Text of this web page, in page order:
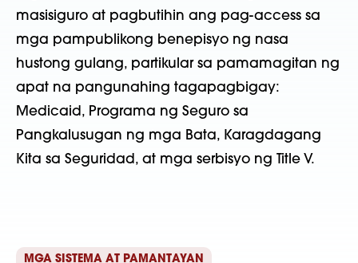
masisiguro at pagbutihin ang pag-access sa
mga pampublikong benepisyo ng nasa
hustong gulang, partikular sa pamamagitan ng
apat na pangunahing tagapagbigay:
Medicaid, Programa ng Seguro sa
Pangkalusugan ng mga Bata, Karagdagang
Kita sa Seguridad, at mga serbisyo ng Title V.
MGA SISTEMA AT PAMANTAYAN